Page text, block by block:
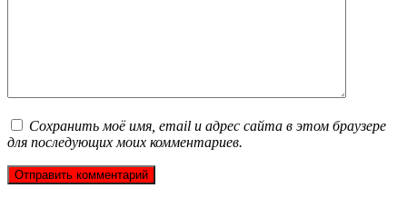
Сохранить моё имя, email и адрес сайта в этом браузере
для последующих моих комментариев.